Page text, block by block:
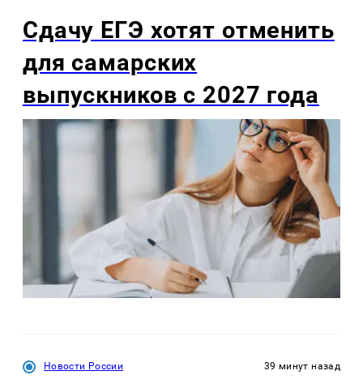
Сдачу ЕГЭ хотят отменить
для самарских
выпускников с 2027 года
Новости России 39 минут назад